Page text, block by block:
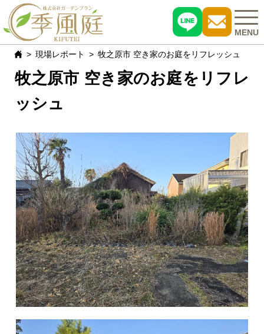
MENU
施工事例
おすすめ商品
お客様の声
現場レポート
よくある質問
会社概要
現場レポート 牧之原市 空き家のお庭をリフレッシュ
牧之原市 空き家のお庭をリフレ
ッシュ